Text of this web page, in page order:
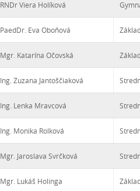
RNDr Viera Holíková
PaedDr. Eva Oboňová
Mgr. Katarína Očovská
Ing. Zuzana Jantoščiaková
Ing. Lenka Mravcová
Ing. Monika Rolková
Mgr. Jaroslava Svrčková
Mgr. Lukáš Holinga